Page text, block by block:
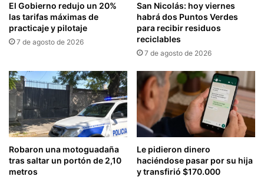
El Gobierno redujo un 20%
las tarifas máximas de
practicaje y pilotaje
7 de agosto de 2026
San Nicolás: hoy viernes
habrá dos Puntos Verdes
para recibir residuos
reciclables
7 de agosto de 2026
Robaron una motoguadaña
tras saltar un portón de 2,10
metros
Le pidieron dinero
haciéndose pasar por su hija
y transfirió $170.000